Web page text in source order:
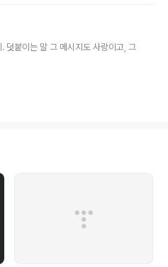
덧붙이는 말 그 메시지도 사랑이고, 그